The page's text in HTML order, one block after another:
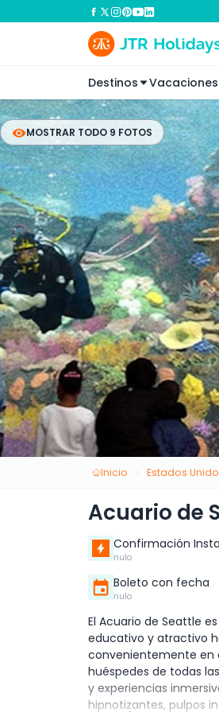
Destinos Vacaciones
MOSTRAR TODO 9 FOTOS
Inicio Estados
Acuario de
Confirmación
nulo
Boleto con fecha
nulo
El Acuario de Seattle
educativo y atractivo
convenientemente en
huéspedes de todas
y experiencias
hipnotizantes, pulpos